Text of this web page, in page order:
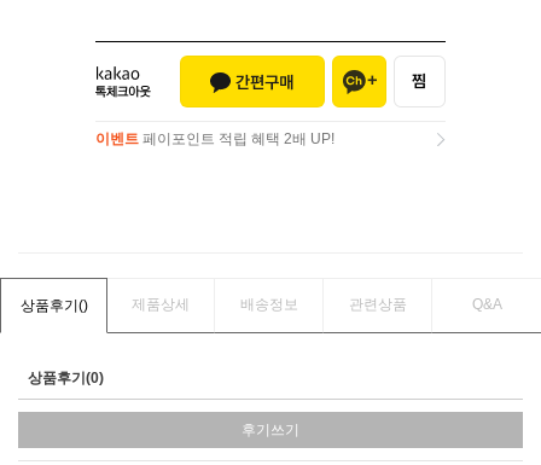
이벤트 페이포인트 적립 혜택 2배 UP!
상품후기() 제품상세 배송정보 관련상품 Q&A
상품후기(0)
후기쓰기